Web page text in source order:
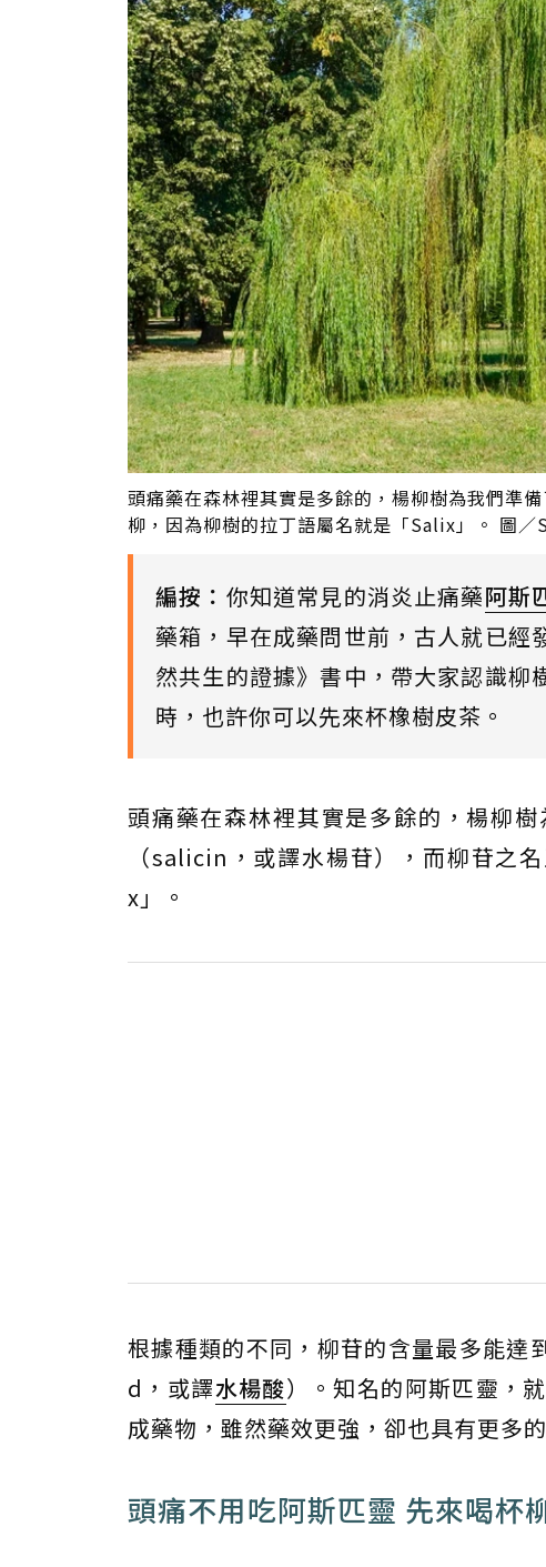
頭痛藥在森林裡其實是多餘的，楊柳樹為我們準
柳，因為柳樹的拉丁語屬名就是「Salix」。 圖
編按： 你知道常見的消炎止痛藥阿斯
藥箱，早在成藥問世前，古人就已經
然共生的證據》書中，帶大家認識柳
時，也許你可以先來杯橡樹皮茶。
頭痛藥在森林裡其實是多餘的，楊柳
（salicin，或譯水楊苷），而柳苷之
x」。
根據種類的不同，柳苷的含量最多能
d，或譯水楊酸）。知名的阿斯匹靈，
成藥物，雖然藥效更強，卻也具有更多
頭痛不用吃阿斯匹靈 先來喝杯